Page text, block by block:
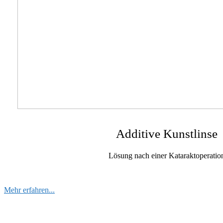
Additive Kunstlinse
Lösung nach einer
Mehr erfahren...